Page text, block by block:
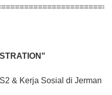
& Kerja Sosial di Jerman